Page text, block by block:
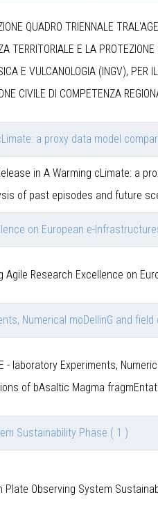
QUADRO TRIENNALE
TERRITORIALE E LA
E VULCANOLOGIA (INGV), PER
CIVILE DI COMPETENZA
a proxy data model
in A Warming cLimate: a
of past episodes and future
on European e-
Agile Research Excellence on
Numerical moDellinG and
- laboratory Experiments,
of bAsaltic Magma
Sustainability Phase ( 1 )
Plate Observing System